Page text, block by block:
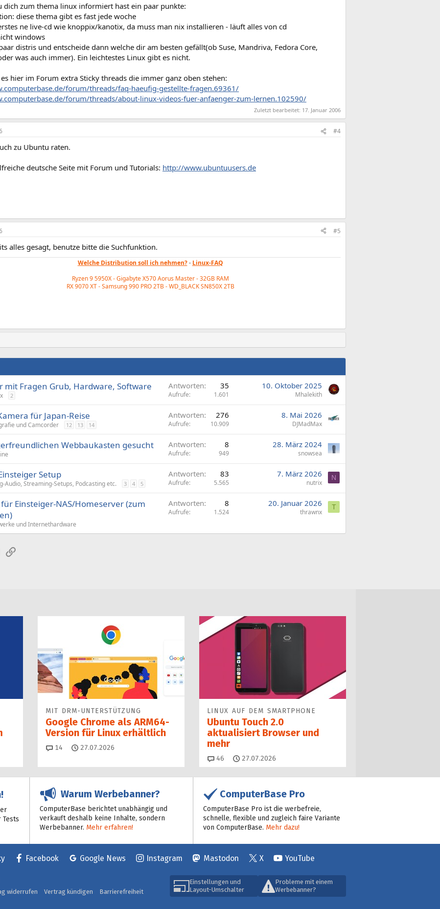
dich zum thema linux informiert hast ein paar punkte:
diese thema gibt es fast jede woche
ne live-cd wie knoppix/kanotix, da muss man nix installieren - läuft alles von cd
windows
distris und entscheide dann welche dir am besten gefällt(ob Suse, Mandriva, Fedora Core,
was auch immer). Ein leichtestes Linux gibt es nicht.
hier im Forum extra Sticky threads die immer ganz oben stehen:
forum/threads/faq-haeufig-gestellte-fragen.69361/
forum/threads/about-linux-videos-fuer-anfaenger-zum-lernen.102590/
Zuletzt bearbeitet: 17. Januar 2006
#4
zu Ubuntu raten.
deutsche Seite mit Forum und Tutorials: http://www.ubuntuusers.de
#5
alles gesagt, benutze bitte die Suchfunktion.
Welche Distribution soll ich nehmen?- Linux-FAQ
Ryzen 9 5950X - Gigabyte X570 Aorus Master - 32GB RAM
RX 9070 XT - Samsung 990 PRO 2TB - WD_BLACKSN850X 2TB
mit Fragen Grub, Hardware, Software
2
Antworten 35
Aufrufe 1.601
10. Oktober 2025
Mhalekith
für Japan-Reise
und Camcorder 12 13 14
Antworten 276
Aufrufe 10.909
8. Mai 2026
DJMadMax
Webbaukasten gesucht Antworten 8
Aufrufe 949
28. März 2024
snowsea
Setup
Audio, Streaming-Setups, Podcasting etc. 3 4 5
Antworten 83
Aufrufe 5.565
7. März 2026
nutrix
N
Einsteiger-NAS/Homeserver (zum
und Internethardware
Antworten 8
Aufrufe 1.524
20. Januar 2026
thrawnx
T
MailLink
MIT DRM-UNTERSTÜTZUNG
Google Chrome als ARM64-
Version für Linux erhältlich
14 Kommentare
27.07.2026
LINUX AUF DEM SMARTPHONE
Ubuntu Touch 2.0
aktualisiert Browser und
mehr
46 Kommentare
27.07.2026
Warum Werbebanner?
ComputerBase berichtet unabhängig und
verkauft deshalb keine Inhalte, sondern
Werbebanner. Mehr erfahren!
ComputerBase Pro
ComputerBase Pro ist die werbefreie,
schnelle, flexible und zugleich faire Variante
von ComputerBase. Mehr dazu!
Facebook Google News Instagram Mastodon X YouTube
Einstellungen und
Layout-Umschalter
Probleme mit einem
Werbebanner?
widerrufen Vertrag kündigen
Barrierefreiheit